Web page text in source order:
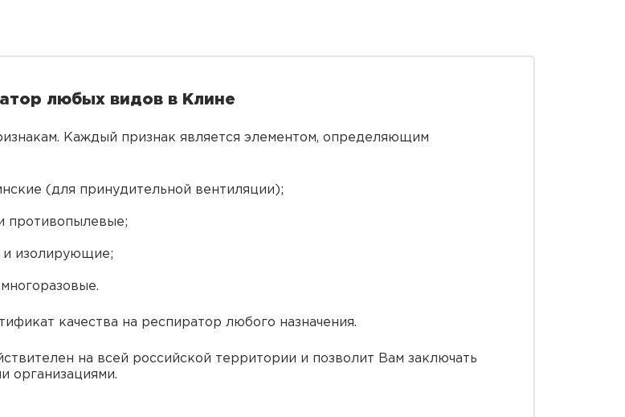
любых видов в Клине
Каждый признак является элементом, определяющим
(для принудительной вентиляции);
противопылевые;
и изолирующие;
качества на респиратор любого назначения.
на всей российской территории и позволит Вам заключать
организациями.